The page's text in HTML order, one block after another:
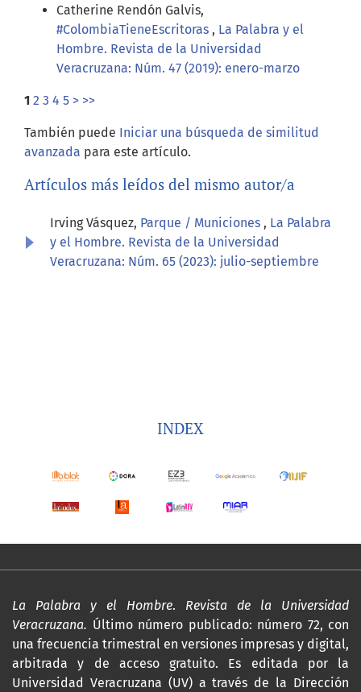
Catherine Rendón Galvis,
#ColombiaTieneEscritoras , La Palabra y el
Hombre. Revista de la Universidad
Veracruzana: Núm. 47 (2019): enero-marzo
1 2 3 4 5 > >>
También puede Iniciar una búsqueda de similitud
avanzada para este artículo.
Artículos más leídos del mismo autor/a
Irving Vásquez, Parque / Municiones , La Palabra
y el Hombre. Revista de la Universidad
Veracruzana: Núm. 65 (2023): julio-septiembre
INDEX
La Palabra y el Hombre. Revista de la Universidad
Veracruzana. Último número publicado: número 72, con
una frecuencia trimestral en versiones impresas y digital,
arbitrada y de acceso gratuito. Es editada por la
Universidad Veracruzana (UV) a través de la Dirección